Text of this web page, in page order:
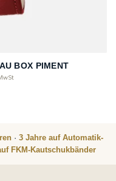
BOX PIMENT
· 3 Jahre auf Automatik-
FKM-Kautschukbänder